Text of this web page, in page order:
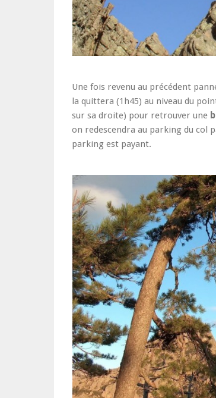
Une fois revenu au précédent
la quittera (1h45) au niveau du
sur sa droite) pour retrouver une
on redescendra au parking du col
parking est payant.